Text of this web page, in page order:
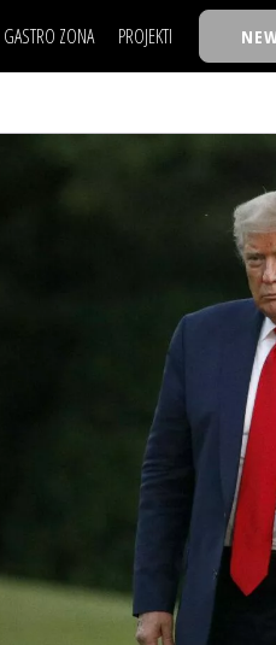
GASTRO ZONA PROJEKTI
TASTY TALKS
IZJAVA GODINE
NAJKOLEGA
30 ISPOD 30